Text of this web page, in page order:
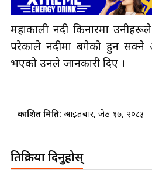
महाकाली नदी किनारमा
परेकाले नदीमा बगेको हुन
भएको उनले जानकारी दिए ।
प्रकाशित मिति: आइतबार, जेठ १७, २०८३
प्रतिक्रिया दिनुहोस्